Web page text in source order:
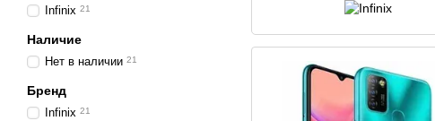
Infinix 21
Наличие
Нет в наличии 21
Бренд
Infinix 21